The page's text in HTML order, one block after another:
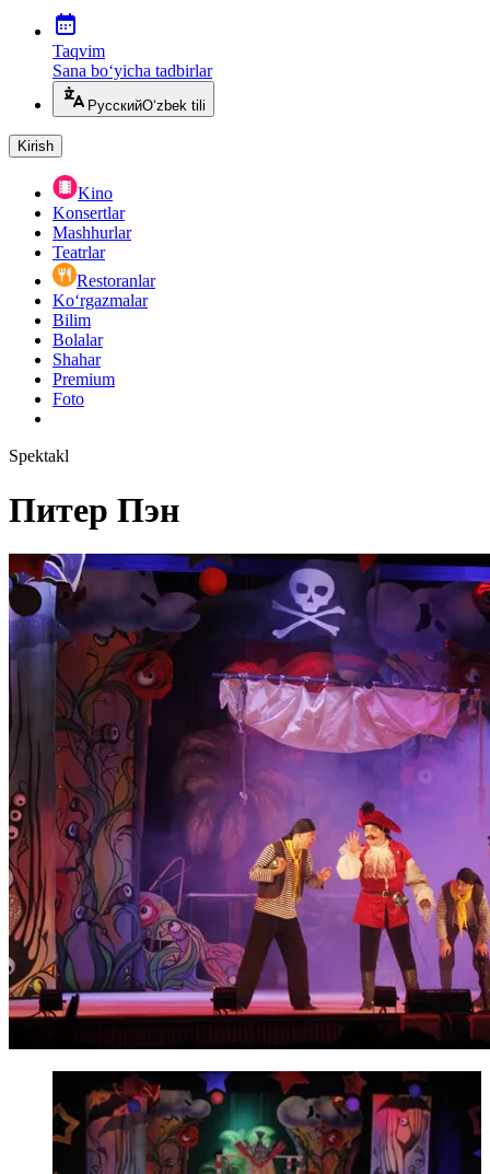
Taqvim
Sana bo‘yicha tadbirlar
РусскийO‘zbek tili
Kirish
Kino
Konsertlar
Mashhurlar
Teatrlar
Restoranlar
Ko‘rgazmalar
Bilim
Bolalar
Shahar
Premium
Foto
Spektakl
Питер Пэн